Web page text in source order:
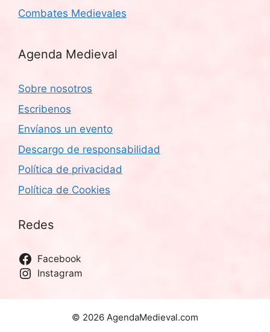
Combates Medievales
Agenda Medieval
Sobre nosotros
Escribenos
Envíanos un evento
Descargo de responsabilidad
Política de privacidad
Política de Cookies
Redes
Facebook
Instagram
© 2026 AgendaMedieval.com